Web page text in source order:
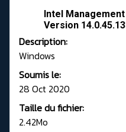
Intel
Version
Description:
Windows
Soumis le:
28 Oct 2020
Taille du fichier:
2.42Mo